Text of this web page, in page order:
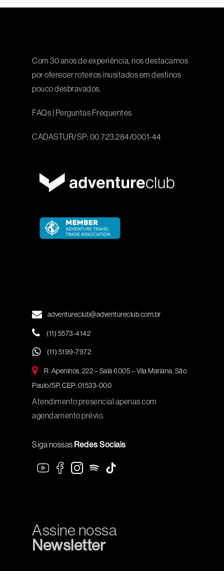
Com 30 anos de experiência, nos destacamos
por oferecer roteiros inusitados em destinos
pouco desbravados.
FAQs Perguntas Frequentes
CADASTUR/SP: 00.723.284/0001-44
adventureclub@adventureclub.com.br
(11) 5573-4142
(11) 5199-7972
R. Apeninos, 222 – Sala 6005 – Vila Mariana, São
Paulo/SP, CEP: 01533-000
Atendimento presencial apenas com
agendamento prévio.
Siga nossas Redes Sociais
Assine nossa
Newsletter